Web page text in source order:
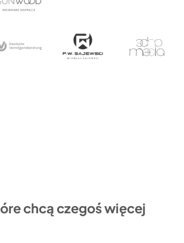
chcą czegoś więcej